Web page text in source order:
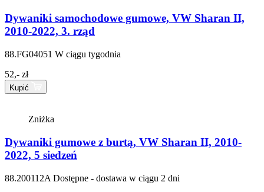
Dywaniki samochodowe gumowe, VW Sharan II,
2010-2022, 3. rząd
88.FG04051 W ciągu tygodnia
52,- zł
Kupić
Zniżka
Dywaniki gumowe z burtą, VW Sharan II, 2010-
2022, 5 siedzeń
88.200112A Dostępne - dostawa w ciągu 2 dni